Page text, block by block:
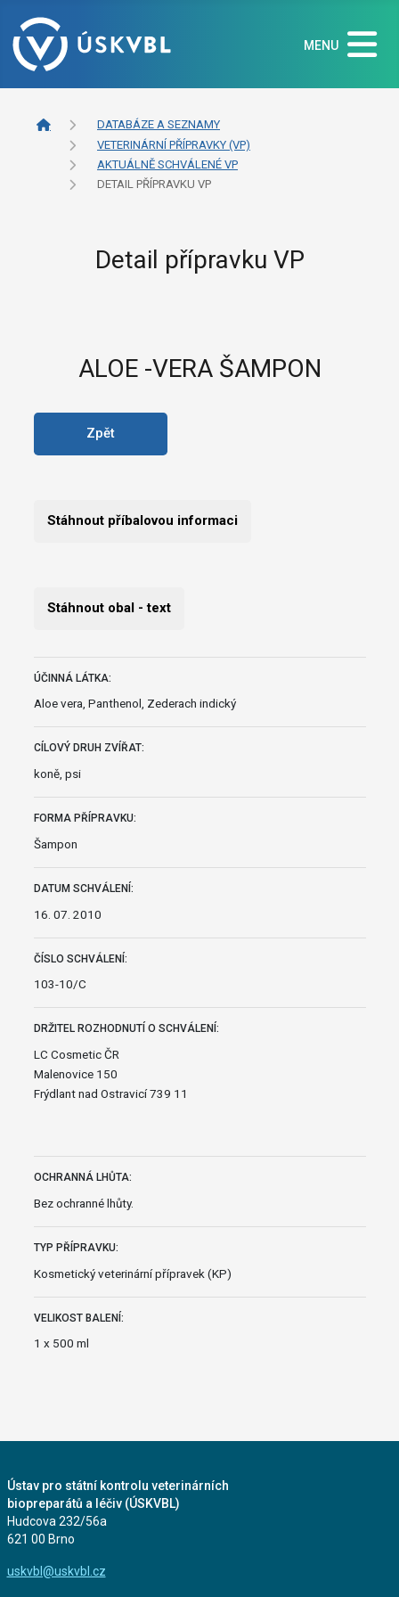
MENU
DATABÁZE A SEZNAMY
VETERINÁRNÍ PŘÍPRAVKY (VP)
AKTUÁLNĚ SCHVÁLENÉ VP
DETAIL PŘÍPRAVKU VP
Detail přípravku VP
ALOE -VERA ŠAMPON
Zpět
Stáhnout příbalovou informaci
Stáhnout obal - text
ÚČINNÁ LÁTKA:
Aloe vera, Panthenol, Zederach indický
CÍLOVÝ DRUH ZVÍŘAT:
koně, psi
FORMA PŘÍPRAVKU:
Šampon
DATUM SCHVÁLENÍ:
16. 07. 2010
ČÍSLO SCHVÁLENÍ:
103-10/C
DRŽITEL ROZHODNUTÍ O SCHVÁLENÍ:
LC Cosmetic ČR
Malenovice 150
Frýdlant nad Ostravicí 739 11
OCHRANNÁ LHŮTA:
Bez ochranné lhůty.
TYP PŘÍPRAVKU:
Kosmetický veterinární přípravek (KP)
VELIKOST BALENÍ:
1 x 500 ml
Ústav pro státní kontrolu veterinárních
biopreparátů a léčiv (ÚSKVBL)
Hudcova 232/56a
621 00 Brno
uskvbl@uskvbl.cz